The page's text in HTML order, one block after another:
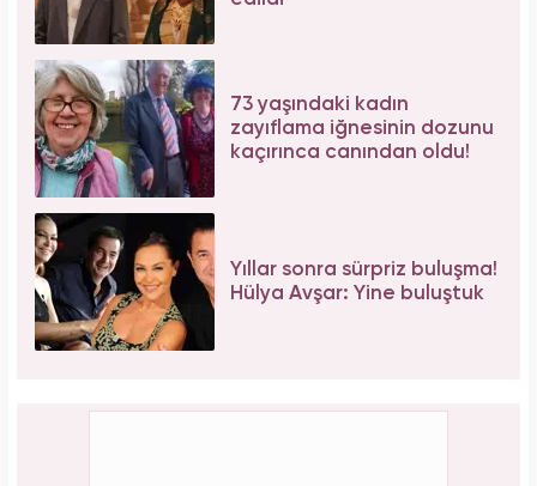
İbrahim Tatlıses hastaneye yattığını açıkladı!
Sosyal medyadan peş peşe açıklama